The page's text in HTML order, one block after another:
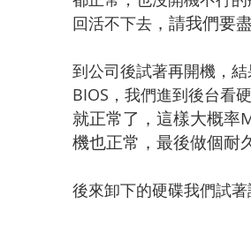
回活不下去 ，請我們要
到公司後試著再開機，
BIOS，我們進到後台看
就正常了，這樣大概率
機也正常，最後做個耐
後來卸下的硬碟我們試